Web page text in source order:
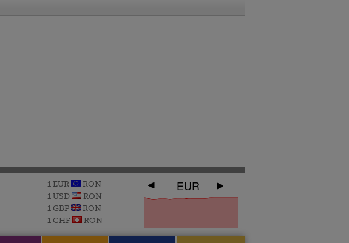
1 EUR
RON
1 USD
RON
1 GBP
RON
1 CHF
RON
EUR